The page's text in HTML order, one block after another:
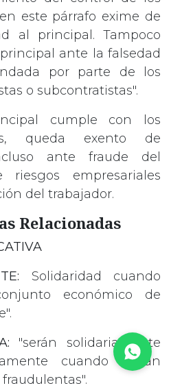
este párrafo exime de
al principal. Tampoco
ante la falsedad
por parte de los
o subcontratistas".
cumple con los
queda exento de
ante fraude del
riesgos empresariales
del trabajador.
Relacionadas
Solidaridad cuando
económico de
"serán solidariamente
cuando hayan